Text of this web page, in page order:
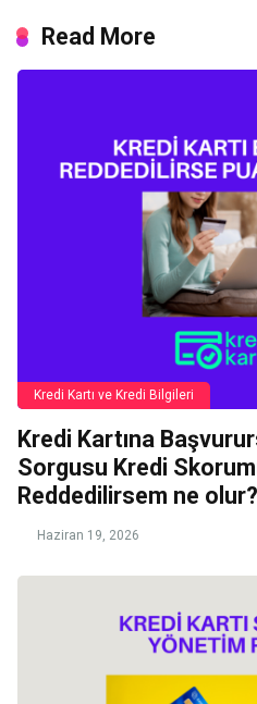
Read More
Kredi Kartı ve Kredi Bilgileri
Kredi Kartına
Sorgusu Kredi
Reddedilirsem ne olur?
Haziran 19, 2026